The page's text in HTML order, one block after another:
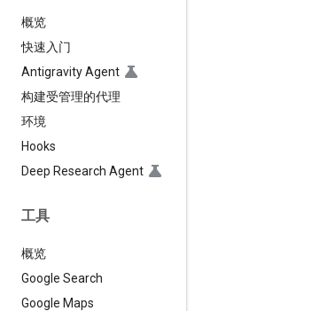
概览
快速入门
Antigravity Agent
构建受管理的代理
环境
Hooks
Deep Research Agent
工具
概览
Google Search
Google Maps